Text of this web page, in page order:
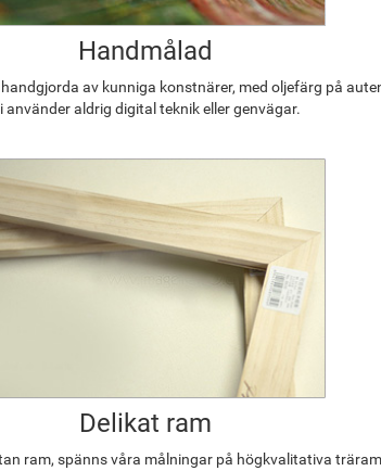
Handmålad
av kunniga konstnärer, med oljefärg på
använder aldrig digital teknik eller genvägar.
Delikat ram
ram, spänns våra målningar på högkvalitativa